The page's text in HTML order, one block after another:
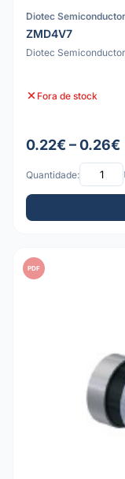
Diotec Semiconductor
ZMD4V7
Diotec
Fora de stock
0.22€ – 0.26€
Quantidade:
PDF